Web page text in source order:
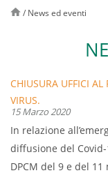
/ News ed eventi
CHIUSURA UFFICI
VIRUS.
15 Marzo 2020
In relazione
diffusione del
DPCM del 9 e del